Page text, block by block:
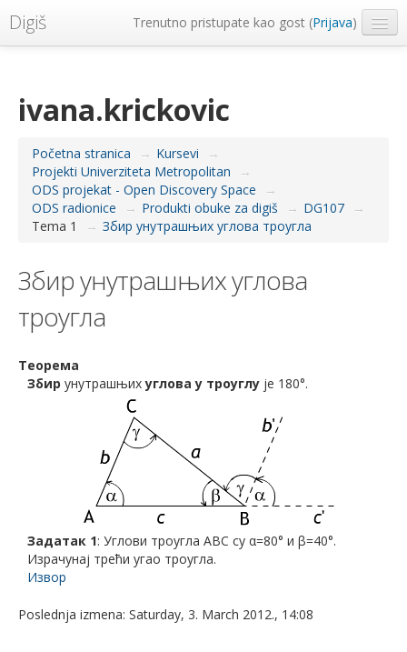
Digiš Trenutno pristupate kao gost (Prijava)
Srpski ‎(sr_lt)‎
ivana.krickovic
Početna stranica → Kursevi
→
Projekti Univerziteta Metropolitan
→
ODS projekat - Open Discovery Space
→
ODS radionice
→ Produkti obuke za digiš → DG107
→
Tema 1
→ Збир унутрашњих углова троугла
Збир унутрашњих углова
троугла
Теорема
Збир унутрашњихуглова у троуглу је 180°.
Задатак 1: Углови троугла ABC су α=80° и β=40°.
Израчунај трећи угао троугла.
Извор
Poslednja izmena: Saturday, 3. March 2012., 14:08